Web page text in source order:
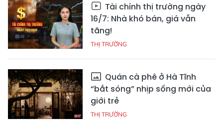
Tài chính thị trường ngày
16/7: Nhà khó bán, giá vẫn
tăng!
THỊ TRƯỜNG
Quán cà phê ở Hà Tĩnh
“bắt sóng” nhịp sống mới của
giới trẻ
THỊ TRƯỜNG